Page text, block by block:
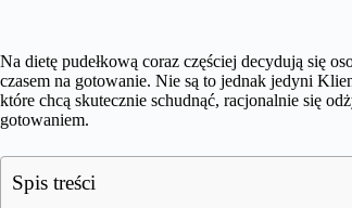
Na dietę pudełkową coraz częściej decydują się
czasem na gotowanie. Nie są to jednak jedyni
które chcą skutecznie schudnąć, racjonalnie się
gotowaniem.
Spis treści